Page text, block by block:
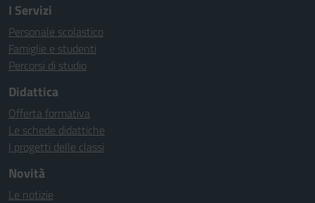
I Servizi
Personale scolastico
Famiglie e studenti
Percorsi di studio
Didattica
Offerta formativa
Le schede didattiche
I progetti delle classi
Novità
Le notizie